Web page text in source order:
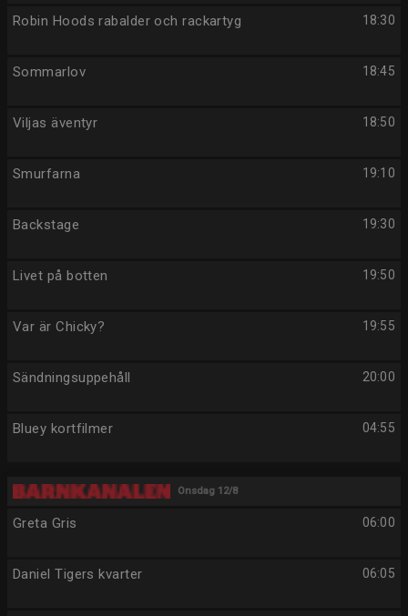
18:30
Robin Hoods rabalder och rackartyg
18:45
Sommarlov
18:50
Viljas äventyr
19:10
Smurfarna
19:30
Backstage
19:50
Livet på botten
19:55
Var är Chicky?
20:00
Sändningsuppehåll
04:55
Bluey kortfilmer
Onsdag 12/8
06:00
Greta Gris
06:05
Daniel Tigers kvarter